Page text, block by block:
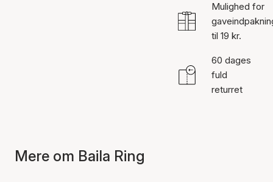
Mulighed for
til 19 kr.
60 dages
fuld
returret
Mere om Baila Ring